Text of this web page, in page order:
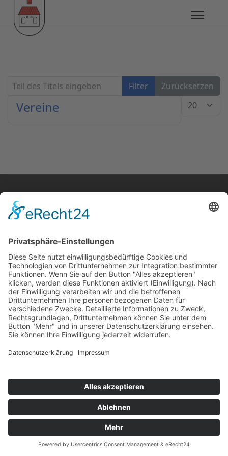
Teil des Titels eingeben Filter
Zurücksetzen
Anzeige #
Vereine
© Klaus Fanz 2020
Datenschutz
Webautor